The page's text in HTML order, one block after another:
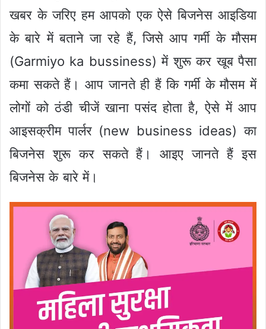
खबर के जरिए हम आपको एक ऐसे बिजनेस आइडिया
के बारे में बताने जा रहे हैं, जिसे आप गर्मी के मौसम
(Garmiyo ka bussiness) में शुरू कर खूब पैसा
कमा सकते हैं। आप जानते ही हैं कि गर्मी के मौसम में
लोगों को ठंडी चीजें खाना पसंद होता है, ऐसे में आप
आइसक्रीम पार्लर (new business ideas) का
बिजनेस शुरू कर सकते हैं। आइए जानते हैं इस
बिजनेस के बारे में।